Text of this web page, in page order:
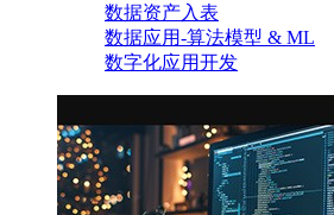
数据资产入表
数据应用-算法模型 & ML
数字化应用开发